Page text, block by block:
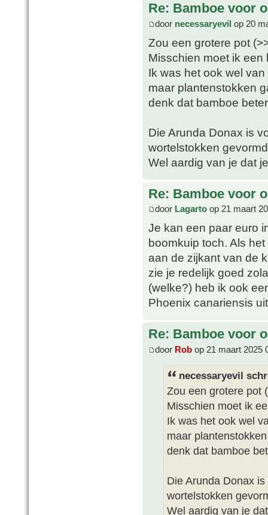
Re: Bamboe voor
door necessaryevil op 20
Zou een grotere pot
Misschien moet ik een
Ik was het ook wel
maar plantenstokken
denk dat bamboe
Die Arunda Donax is
wortelstokken
Wel aardig van je dat
Re: Bamboe voor
door Lagarto op 21 maart
Je kan een paar euro
boomkuip toch. Als
aan de zijkant van de
zie je redelijk goed
(welke?) heb ik ook
Phoenix canariensis
Re: Bamboe voor
door Rob op 21 maart 2025
necessaryevil
Zou een grotere pot
Misschien moet ik
Ik was het ook wel
maar
denk dat bamboe
Die Arunda Donax
wortelstokken
Wel aardig van je